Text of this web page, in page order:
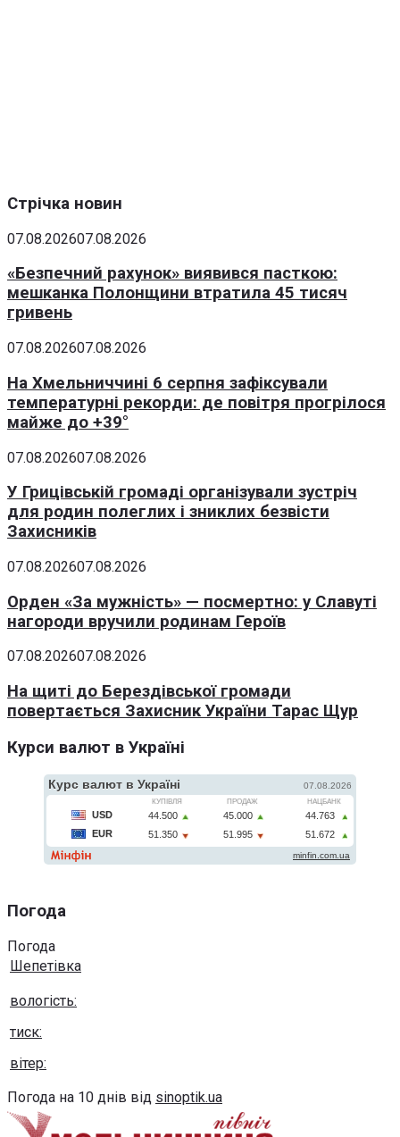
Стрічка новин
07.08.202607.08.2026
«Безпечний рахунок» виявився пасткою:
мешканка Полонщини втратила 45 тисяч
гривень
07.08.202607.08.2026
На Хмельниччині 6 серпня зафіксували
температурні рекорди: де повітря прогрілося
майже до +39°
07.08.202607.08.2026
У Грицівській громаді організували зустріч
для родин полеглих і зниклих безвісти
Захисників
07.08.202607.08.2026
Орден «За мужність» — посмертно: у Славуті
нагороди вручили родинам Героїв
07.08.202607.08.2026
На щиті до Берездівської громади
повертається Захисник України Тарас Щур
Курси валют в Україні
Погода
Погода
Шепетівка
вологість:
тиск:
вітер:
Погода на 10 днів від sinoptik.ua